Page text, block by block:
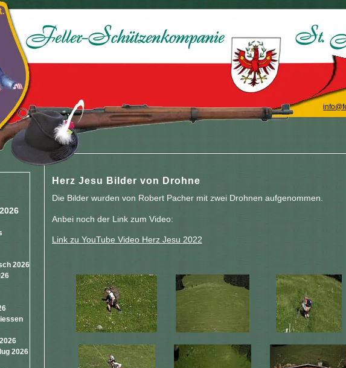
2026
2026
Herz Jesu Bilder von Drohne
Die Bilder wurden von Robert Pacher mit zwei Drohnen aufgenommen.
Anbei noch der Link zum Video:
Link zu YouTube Video Herz Jesu 2022